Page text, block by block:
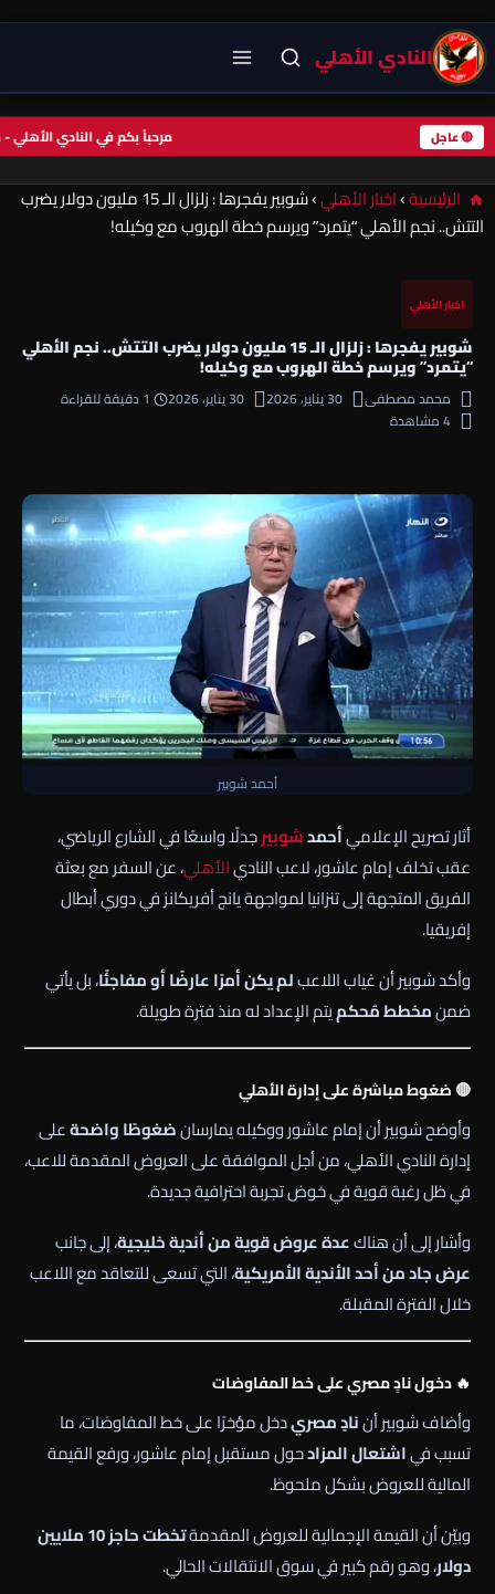
النادي الأهلي
🔴 عاجل مرحباً بكم في النادي
الرئيسية›اخبار الأهلي›
شوبير يفجرها : زلزال الـ 15 مليون دولار يضرب
التتش.. نجم الأهلي “يتمرد” ويرسم خطة الهروب مع وكيله!
اخبار الأهلي
شوبير يفجرها : زلزال الـ 15 مليون دولار يضرب التتش.. نجم الأهلي
“يتمرد” ويرسم خطة الهروب مع وكيله!
محمد مصطفى 30 يناير، 2026 30 يناير، 2026
1 دقيقة للقراءة
4 مشاهدة
أحمد شوبير
أثار تصريح الإعلاميأحمدشوبيرجدلًا واسعًا في الشارع الرياضي،
عقب تخلف إمام عاشور، لاعب الناديالأهلي، عن السفر مع بعثة
الفريق المتجهة إلى تنزانيا لمواجهة يانج أفريكانز في دوري أبطال
إفريقيا.
وأكد شوبير أن غياب اللاعبلم يكن أمرًا عارضًا أو مفاجئًا، بل يأتي
ضمنمخطط مُحكميتم الإعداد له منذ فترة طويلة.
🔴 ضغوط مباشرة على إدارة الأهلي
وأوضح شوبير أن إمام عاشور ووكيله يمارسانضغوطًا واضحةعلى
إدارة النادي الأهلي، من أجل الموافقة على العروض المقدمة للاعب،
في ظل رغبة قوية في خوض تجربة احترافية جديدة.
وأشار إلى أن هناكعدة عروض قوية من أندية خليجية، إلى جانب
عرض جاد من أحد الأندية الأمريكية، التي تسعى للتعاقد مع اللاعب
خلال الفترة المقبلة.
🔥 دخول نادٍ مصري على خط المفاوضات
وأضاف شوبير أننادٍ مصريدخل مؤخرًا على خط المفاوضات، ما
تسبب فياشتعال المزادحول مستقبل إمام عاشور، ورفع القيمة
المالية للعروض بشكل ملحوظ.
وبيّن أن القيمة الإجمالية للعروض المقدمة
تخطت حاجز 10 ملايين
دولار، وهو رقم كبير في سوق الانتقالات الحالي.